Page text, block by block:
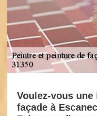
Voulez-vous
façade à